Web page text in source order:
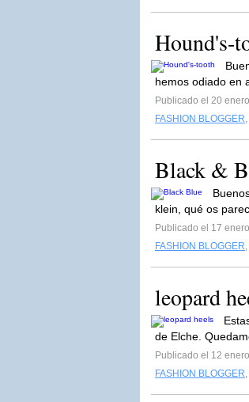
Hound's-
hemos odiado en
Publicado el 20
FASHION BLOGGER,
Black &
klein, qué os
Publicado el 17
FASHION BLOGGER,
leopard
de Elche.
Publicado el 12
FASHION BLOGGER,